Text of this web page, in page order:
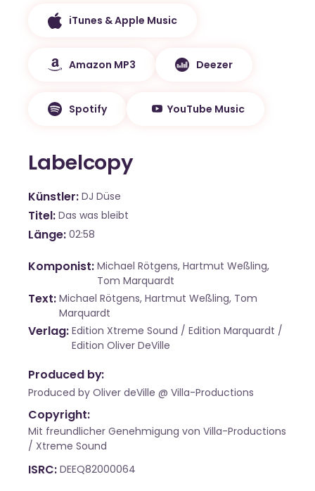
iTunes & Apple Music
Amazon MP3 Deezer
Spotify YouTube Music
Labelcopy
Künstler DJ Düse
Titel Das was bleibt
Länge 02:58
Komponist Michael Rötgens, Hartmut Weßling,
Tom Marquardt
Text Michael Rötgens, Hartmut Weßling, Tom
Marquardt
Verlag Edition Xtreme Sound / Edition Marquardt /
Edition Oliver DeVille
Produced by:
Produced by Oliver deVille @ Villa-Productions
Copyright:
Mit freundlicher Genehmigung von Villa-Productions
/ Xtreme Sound
ISRC DEEQ82000064